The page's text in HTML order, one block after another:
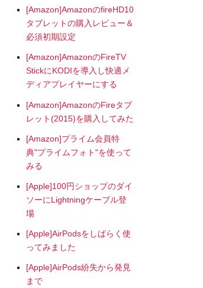
[Amazon]AmazonのfireHD10
タブレットの購入レビュー＆
必須初期設定
[Amazon]AmazonのFireTV
StickにKODIを導入し快適メ
ディアプレイヤーにする
[Amazon]AmazonのFireタブ
レット(2015)を購入してみた
[Amazon]プライム会員特
典"プライムフォト"を使って
みる
[Apple]100円ショップのダイ
ソーにLightningケーブル登
場
[Apple]AirPodsをしばらく使
ってみました
[Apple]AirPods紛失から発見
まで